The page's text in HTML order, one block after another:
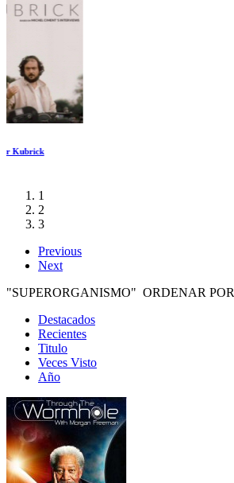
Tigre de Dientes de Sable
1
2
3
Previous
Next
"SUPERORGANISMO" ORDENAR POR
Destacados
Recientes
Titulo
Veces Visto
Año